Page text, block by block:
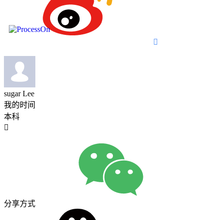

sugar Lee
我的时间
本科

分享方式